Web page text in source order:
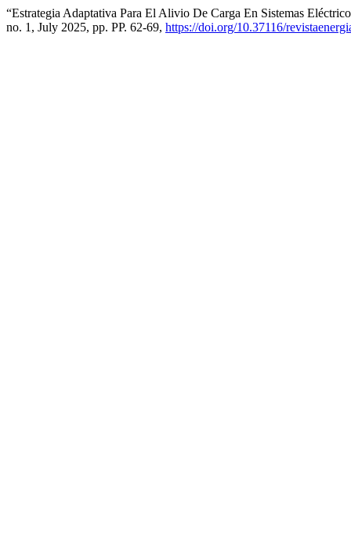
“Estrategia Adaptativa Para El Alivio De Carga En Sistemas
no. 1, July 2025, pp. PP. 62-69, https://doi.org/10.37116/